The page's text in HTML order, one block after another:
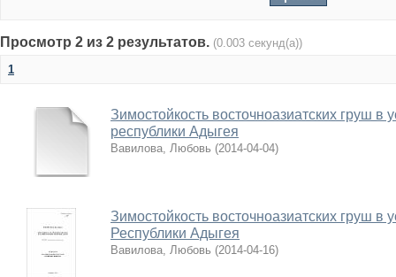
Просмотр 2 из 2 результатов. (0.003 секунд(а))
1
Зимостойкость восточноазиатских груш в
республики Адыгея
Вавилова, Любовь (2014-04-04)
Зимостойкость восточноазиатских груш в
Республики Адыгея
Вавилова, Любовь (2014-04-16)